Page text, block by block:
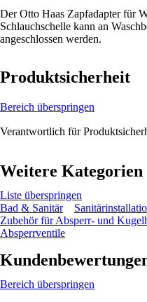
Der Otto Haas Zapfadapter für
Schlauchschelle kann an
angeschlossen werden.
Produktsicherheit
Bereich überspringen
Verantwortlich für
Weitere Kategorien
Liste überspringen
Bad & Sanitär
Zubehör für Absperr- und
Absperrventile
Bereich überspringen